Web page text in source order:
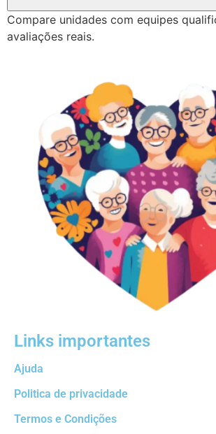
Compare unidades com equipes
avaliações reais.
Links importantes
Ajuda
Politica de privacidade
Termos e Condições